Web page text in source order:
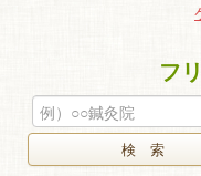
フ
検 索